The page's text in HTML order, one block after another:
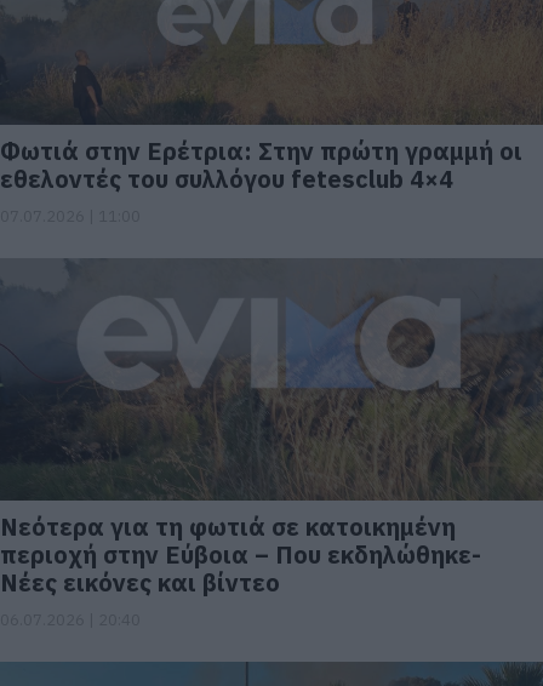
Φωτιά στην Ερέτρια: Στην πρώτη γραμμή οι
εθελοντές του συλλόγου fetesclub 4×4
Νεότερα για τη φωτιά σε κατοικημένη
περιοχή στην Εύβοια – Που εκδηλώθηκε-
Νέες εικόνες και βίντεο